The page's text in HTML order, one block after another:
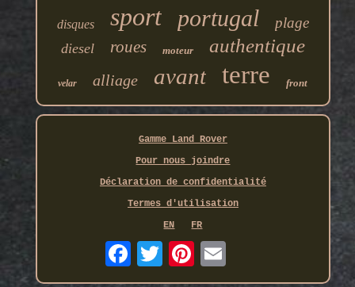
disques sport portugal plage
diesel roues moteur authentique
velar alliage avant terre front
Gamme Land Rover
Pour nous joindre
Déclaration de confidentialité
Termes d'utilisation
EN
FR